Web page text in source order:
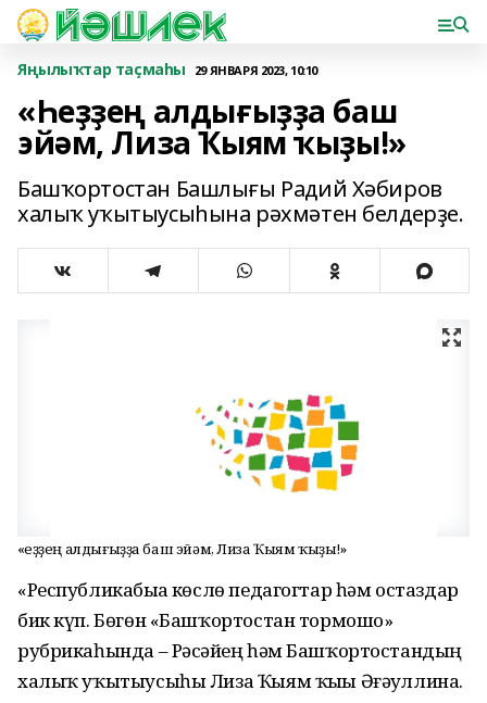
Яңылыҡтар таҫмаһы 29 ЯНВАРЯ 2023, 10:10
«Һеҙҙең алдығыҙҙа баш
эйәм, Лиза Ҡыям ҡыҙы!»
Башҡортостан Башлығы Радий Хәбиров
халыҡ уҡытыусыһына рәхмәтен белдерҙе.
«Һеҙҙең алдығыҙҙа баш эйәм, Лиза Ҡыям ҡыҙы!»
«Республикабыҙҙа көслө педагогтар һәм остаздар
бик күп. Бөгөн «Башҡортостан тормошо»
рубрикаһында – Рәсәйҙең һәм Башҡортостандың
халыҡ уҡытыусыһы Лиза Ҡыям ҡыҙы Әғәҙуллина.